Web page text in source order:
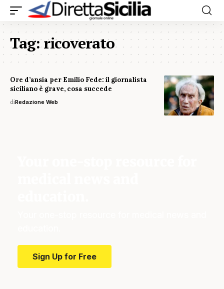
Tag:ricoverato
Ore d’ansia per Emilio Fede: il giornalista
siciliano è grave, cosa succede
diRedazione Web
Sign Up for Free